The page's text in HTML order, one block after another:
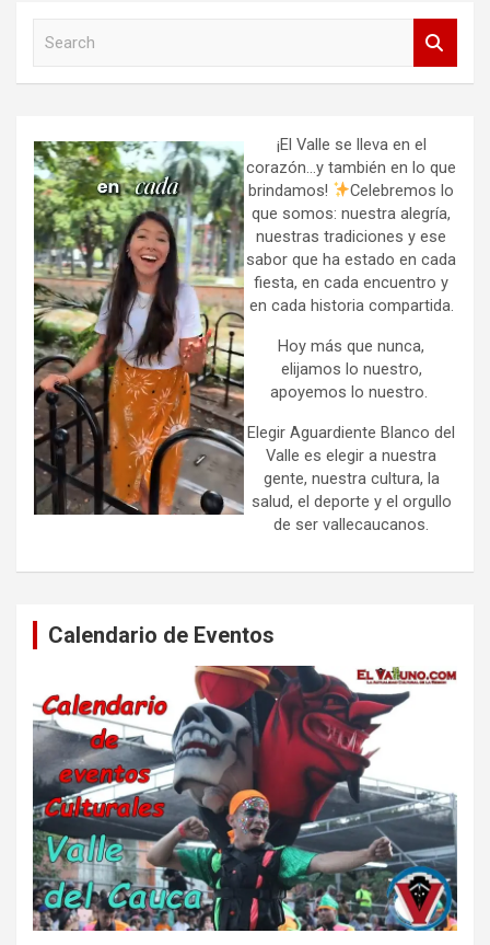
h
¡El Valle se lleva en el
corazón…y también en lo que
brindamos!
Celebremos lo
que somos: nuestra alegría,
nuestras tradiciones y ese
sabor que ha estado en cada
fiesta, en cada encuentro y
en cada historia compartida.
Hoy más que nunca,
elijamos lo nuestro,
apoyemos lo nuestro.
Elegir Aguardiente Blanco del
Valle es elegir a nuestra
gente, nuestra cultura, la
salud, el deporte y el orgullo
de ser vallecaucanos.
Calendario de Eventos